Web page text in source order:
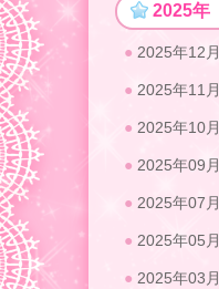
2025年
2025年12月
2025年11月
2025年10月
2025年09月
2025年07月
2025年05月
2025年03月